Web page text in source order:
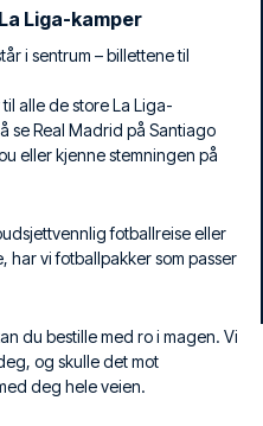
Liga-kamper
i sentrum – billettene til
alle de store La Liga-
se Real Madrid på Santiago
eller kjenne stemningen på
fotballreise eller
har vi fotballpakker som passer
du bestille med ro i magen. Vi
og skulle det mot
deg hele veien.